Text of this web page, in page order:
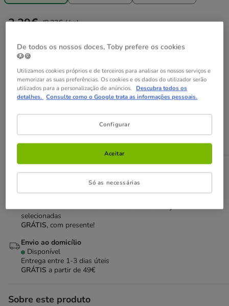
Não perca estas promoções!
-25% na 2ª un Com cupão numa seleção de alimentação,
higiene e acessórios. Ver condições
Cupão: SUPER25 Copiar
Preço 3.29€, 8.23 EUR por kg
3.29€ (8.23€ / kg)
Adicionar ao carrinho
Opções de envio Ver detalhes
Recolha em loja com Click & Collect
Poderá recolher a sua encomenda em 2h em lojas
selecionadas
GRÁTIS, com presente!
Envio ao domicílio
Disponível
Entrega entre 1-3 dias úteis
GRÁTIS a partir de 49€
Sobre este produto
De todos os nossos doces, Toby prefere os cookies
🐶🍪
Utilizamos cookies próprios e de terceiros para analisar os nossos serviços e
memorizar as suas preferências. Os cookies e os dados do utilizador serão
utilizados para a personalização de anúncios. Descubra todos os
detalhes. Consulte como o Google trata as informações pessoais.
Configurar
Só as necessárias
Aceitar